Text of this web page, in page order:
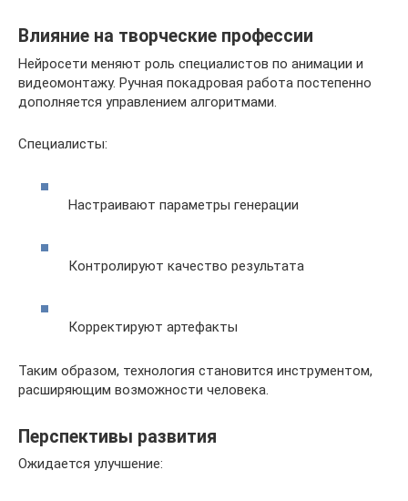
Влияние на творческие профессии
Нейросети меняют роль специалистов по анимации и
видеомонтажу. Ручная покадровая работа постепенно
дополняется управлением алгоритмами.
Специалисты:
Настраивают параметры генерации
Контролируют качество результата
Корректируют артефакты
Таким образом, технология становится инструментом,
расширяющим возможности человека.
Перспективы развития
Ожидается улучшение: